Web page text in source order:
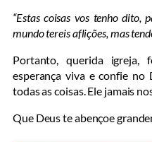
“Estas coisas vos tenho dito,
mundo tereis aflições, mas
Portanto, querida igreja,
esperança viva e confie no
todas as coisas. Ele jamais
Que Deus te abençoe